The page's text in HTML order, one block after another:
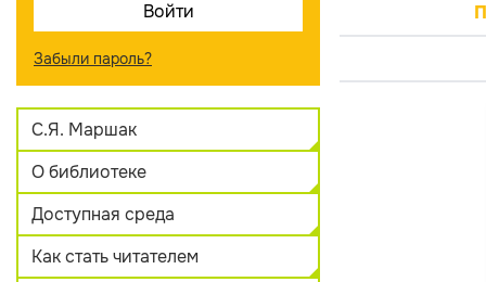
Забыли пароль?
С.Я. Маршак
О библиотеке
Доступная среда
Как стать читателем